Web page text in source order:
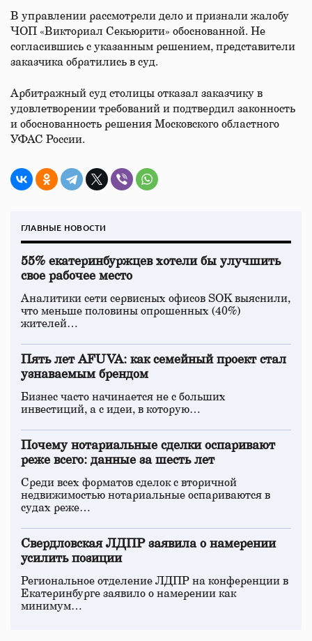
В управлении рассмотрели дело и признали жалобу
ЧОП «Викториал Секьюрити» обоснованной. Не
согласившись с указанным решением, представители
заказчика обратились в суд.
Арбитражный суд столицы отказал заказчику в
удовлетворении требований и подтвердил законность
и обоснованность решения Московского областного
УФАС России.
ГЛАВНЫЕ НОВОСТИ
55% екатеринбуржцев хотели бы улучшить
свое рабочее место
Аналитики сети сервисных офисов SOK выяснили,
что меньше половины опрошенных (40%)
жителей…
Пять лет AFUVA: как семейный проект стал
узнаваемым брендом
Бизнес часто начинается не с больших
инвестиций, а с идеи, в которую…
Почему нотариальные сделки оспаривают
реже всего: данные за шесть лет
Среди всех форматов сделок с вторичной
недвижимостью нотариальные оспариваются в
судах реже…
Свердловская ЛДПР заявила о намерении
усилить позиции
Региональное отделение ЛДПР на конференции в
Екатеринбурге заявило о намерении как
минимум…